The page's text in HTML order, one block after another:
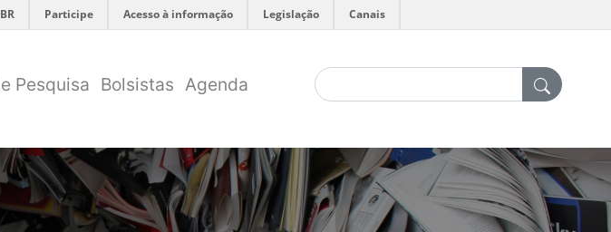
Participe Acesso à informação Legislação Canais
Pesquisa Bolsistas Agenda